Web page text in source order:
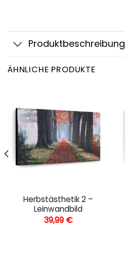
Produktbeschreibung
ÄHNLICHE PRODUKTE
Herbstästhetik 2 –
Leinwandbild
39,99 €